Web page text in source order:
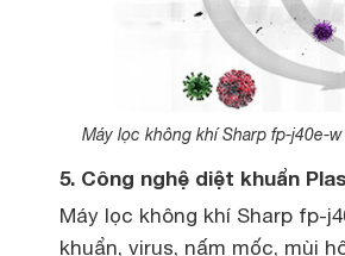
Máy lọc không khí Sharp fp-j40e-
5. Công nghệ diệt khuẩn
Máy lọc không khí Sharp fp-
khuẩn, virus, nấm mốc, mùi